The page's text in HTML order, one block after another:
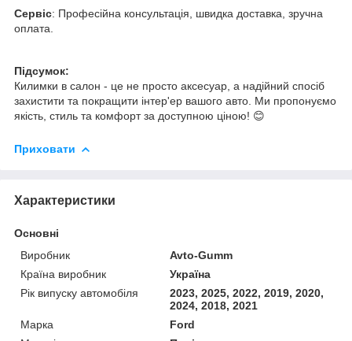
Сервіс: Професійна консультація, швидка доставка, зручна
оплата.
Підсумок:
Килимки в салон - це не просто аксесуар, а надійний спосіб
захистити та покращити інтер'ер вашого авто. Ми пропонуємо
якість, стиль та комфорт за доступною ціною! 😊
Приховати
Характеристики
Основні
Виробник
Avto-Gumm
Країна виробник
Україна
Рік випуску автомобіля
2023, 2025, 2022, 2019, 2020,
2024, 2018, 2021
Марка
Ford